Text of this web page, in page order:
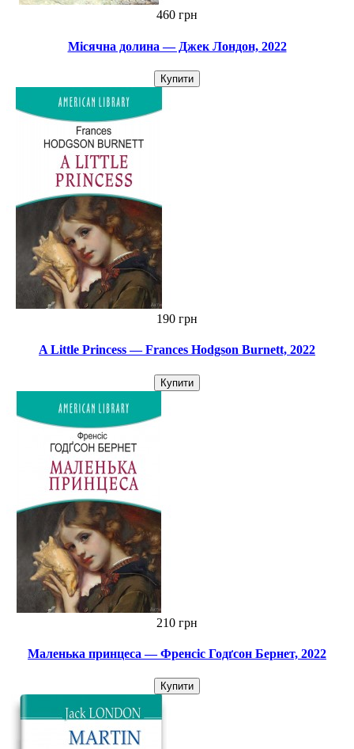
460 грн
Місячна долина — Джек Лондон, 2022
Купити
190 грн
A Little Princess — Frances Hodgson Burnett, 2022
Купити
210 грн
Маленька принцеса — Френсіс Годґсон Бернет, 2022
Купити